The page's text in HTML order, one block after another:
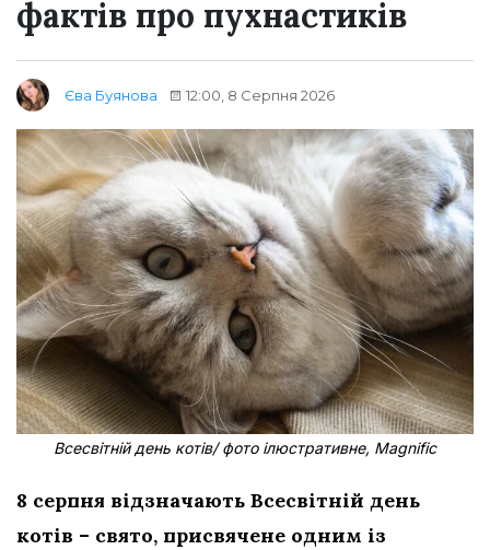
фактів про пухнастиків
Єва Буянова 12:00, 8 Серпня 2026
Всесвітній день котів/ фото ілюстративне, Magnific
8 серпня відзначають Всесвітній день
котів – свято, присвячене одним із